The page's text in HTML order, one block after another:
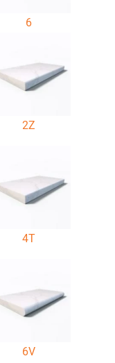
6
2Z
4T
6V